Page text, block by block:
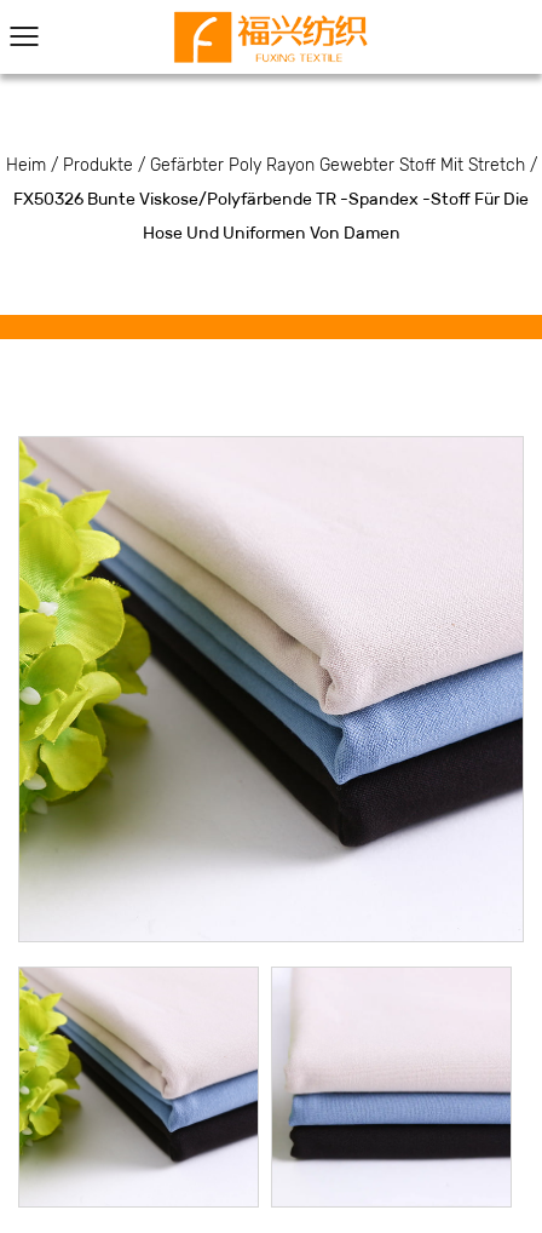
Heim/ Produkte / Gefärbter Poly Rayon Gewebter Stoff Mit Stretch/
FX50326 Bunte Viskose/polyfärbende TR -Spandex -Stoff Für Die
Hose Und Uniformen Von Damen